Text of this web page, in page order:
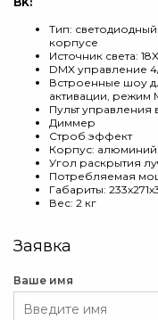
Тип:
корпусе
Источник света:
DMX управление
Встроенные шоу
активации, режим
Пульт
Диммер
Строб эффект
Корпус: алюминий
Угол раскрытия
Потребляемая
Габариты:
Вес: 2 кг
Заявка
Ваше имя